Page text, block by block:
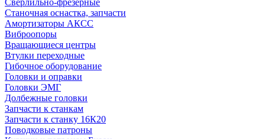
Сверлильно-фрезерные
Станочная оснастка, запчасти
Амортизаторы АКСС
Виброопоры
Вращающиеся центры
Втулки переходные
Гибочное оборудование
Головки и оправки
Головки ЭМГ
Долбежные головки
Запчасти к станкам
Запчасти к станку 16К20
Поводковые патроны